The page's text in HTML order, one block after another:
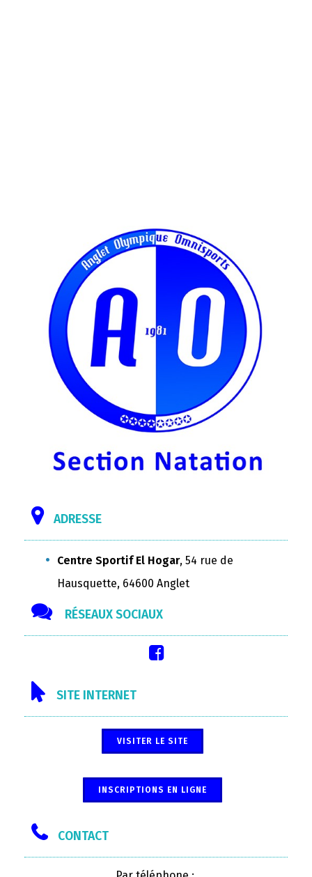
ADRESSE
Centre Sportif El Hogar, 54 rue de
Hausquette, 64600 Anglet
RÉSEAUX SOCIAUX
SITE INTERNET
VISITER LE SITE
INSCRIPTIONS EN LIGNE
CONTACT